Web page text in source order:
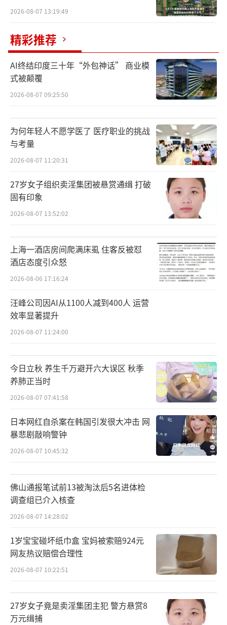
也只停留在搭档关系，非常纯洁。但由于二人
对令各自家庭中重要的另一半感到困扰，二人
决定单飞，凤凰传奇将成为历史，即将解散。
而他们也希望得到大家的祝福。
2026-08-07 13:19:49
精彩推荐
AI终结印度三十年“外包神话” 商业模
式被颠覆
2026-08-07 09:25:50
为何年轻人不愿学医了 医疗职业的挑战
与考量
2026-08-07 11:20:31
27岁女子组织卖淫集团被悬赏通缉 打破
固有印象
2026-08-07 13:52:02
上海一酒店房间爬满床虱 住客反被怼
酒店态度引众怒
2026-08-06 17:16:24
汪峰公司因AI从1100人减到400人 运营
效率显著提升
2026-08-07 11:24:00
今日立秋 养生千万避开六大误区 秋季
养肺正当时
2026-08-07 07:41:58
日本网红自杀案在韩国引发很大冲击 网
暴悲剧敲响警钟
2026-08-07 10:45:32
佛山通报笔试前13被淘汰后5名进体检
调查组已介入核查
2026-08-07 14:28:02
1岁宝宝碰坏纸巾盒 宝妈被索赔924元
网友热议赔偿合理性
2026-08-07 10:22:51
27岁女子竟是卖淫集团主犯 警方悬赏8
万元缉捕